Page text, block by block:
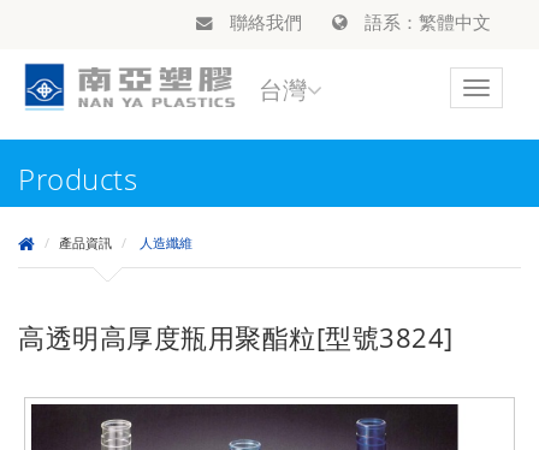
聯絡我們 語系：繁體中文
Toggle
台灣
Products
產品資訊 人造纖維
高透明高厚度瓶用聚酯粒[型號3824]